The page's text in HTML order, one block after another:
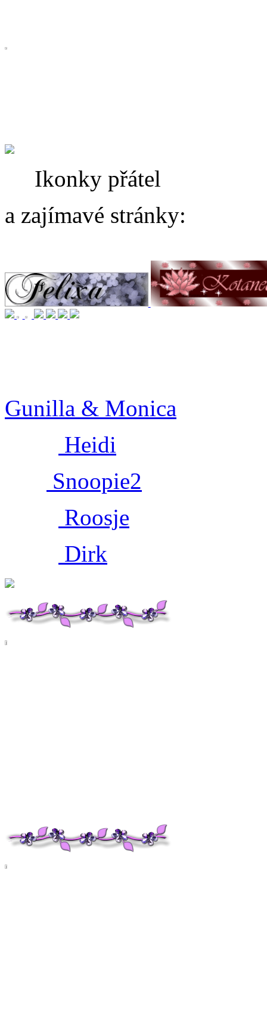
Ikonky přátel
a zajímavé stránky:
Gunilla & Monica
Heidi
Snoopie2
Roosje
Dirk